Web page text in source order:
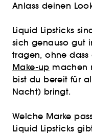
Anlass deinen
Liquid Lipsticks
sich genauso gut
tragen, ohne
Make-up machen
bist du bereit für
Nacht) bringt.
Welche Marke
Liquid Lipsticks